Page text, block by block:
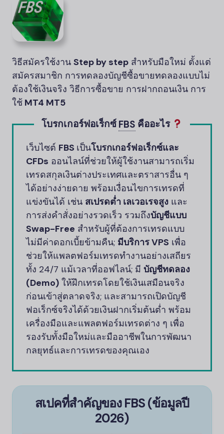
วิธีสมัครใช้งาน Step by step สำหรับมือใหม่ ตั้งแต่
สมัครสมาชิก การทดลองบัญชีซื้อขายทดลองแบบไม่
ต้องใช้เงินจริง วิธีการซื้อขาย การฝากถอนเงิน การ
ใช้ MT4 MT5
โบรกเกอร์ฟอเร็กซ์ FBS คืออะไร
เว็บไซต์ FBS เป็นโบรกเกอร์ฟอเร็กซ์และ
CFDs ออนไลน์ที่ช่วยให้ผู้ใช้งานสามารถเริ่ม
เทรดสกุลเงินต่างประเทศและตราสารอื่น ๆ
ได้อย่างง่ายดาย พร้อมเงื่อนไขการเทรดที่
แข่งขันได้ เช่น สเปรดต่ำ เลเวอเรจสูง และ
การส่งคำสั่งอย่างรวดเร็ว รวมถึงบัญชีแบบ
Swap-Free สำหรับผู้ที่ต้องการเทรดแบบ
ไม่มีค่าดอกเบี้ยข้ามคืน; มีบริการ VPS เพื่อ
ช่วยให้แพลตฟอร์มเทรดทำงานอย่างเสถียร
ทั้ง 24/7 แม้เวลาที่ออฟไลน์; มี บัญชีทดลอง
(Demo) ให้ฝึกเทรดโดยใช้เงินเสมือนจริง
ก่อนเข้าสู่ตลาดจริง; และสามารถเปิดบัญชี
ฟอเร็กซ์จริงได้ด้วยเงินฝากเริ่มต้นต่ำ พร้อม
เครื่องมือและแพลตฟอร์มเทรดต่าง ๆ เพื่อ
รองรับทั้งมือใหม่และมืออาชีพในการพัฒนา
กลยุทธ์และการเทรดของคุณเอง
สเปคที่สำคัญของFBS(ข้อมูลปี
2026)